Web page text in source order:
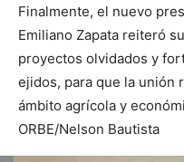
Finalmente, el nuevo
Emiliano Zapata reiteró
proyectos olvidados y
ejidos, para que la unión
ámbito agrícola y
ORBE/Nelson Bautista